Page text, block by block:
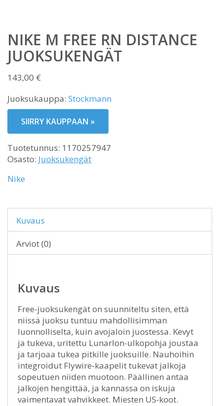
NIKE M FREE RN DISTANCE
JUOKSUKENGÄT
143,00 €
Juoksukauppa: Stockmann
SIIRRY KAUPPAAN »
Tuotetunnus: 1170257947
Osasto: Juoksukengät
Nike
Kuvaus
Arviot (0)
Kuvaus
Free-juoksukengät on suunniteltu siten, että
niissä juoksu tuntuu mahdollisimman
luonnolliselta, kuin avojaloin juostessa. Kevyt
ja tukeva, uritettu Lunarlon-ulkopohja joustaa
ja tarjoaa tukea pitkille juoksuille. Nauhoihin
integroidut Flywire-kaapelit tukevat jalkoja
sopeutuen niiden muotoon. Päällinen antaa
jalkojen hengittää, ja kannassa on iskuja
vaimentavat vahvikkeet. Miesten US-koot.